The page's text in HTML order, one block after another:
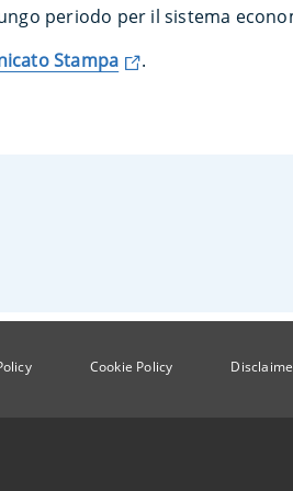
periodo per il sistema
Stampa .
Cookie Policy